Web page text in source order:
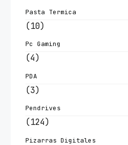
Pasta Termica
(10)
Pc Gaming
(4)
PDA
(3)
Pendrives
(124)
Pizarras Digitales